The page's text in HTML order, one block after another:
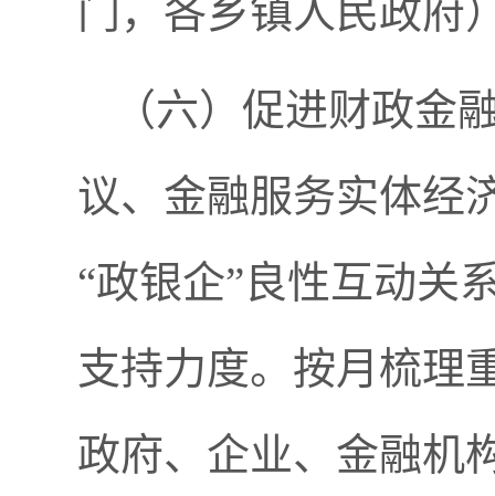
门，各乡镇人民政府
（六）促进财政金
议、金融服务实体经
“政银企”良性互动关
支持力度。按月梳理
政府、企业、金融机